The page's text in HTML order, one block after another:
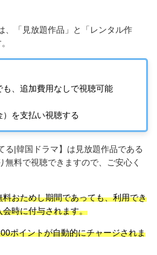
、「見放題作品」と「レンタル作
、追加費用なしで視聴可能
を支払い視聴する
る |韓国ドラマ】は見放題作品である
無料で視聴できますので、ご安心く
おためし期間であっても、利用でき
時に付与されます。
ポイントが自動的にチャージされま